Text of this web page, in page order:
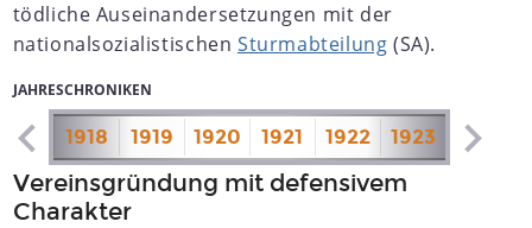
tödliche Auseinandersetzungen mit der
nationalsozialistischen Sturmabteilung (SA).
JAHRESCHRONIKEN
1917 1918 1919 1920 1921 1922 1923 1924
Vereinsgründung mit defensivem
Charakter